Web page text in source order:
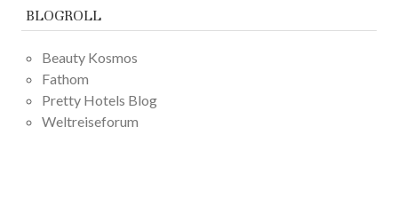
BLOGROLL
Beauty Kosmos
Fathom
Pretty Hotels Blog
Weltreiseforum